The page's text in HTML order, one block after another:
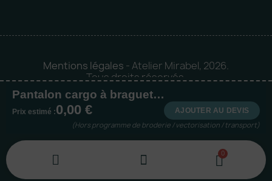
Pantalon cargo à braguette homme
Prix estimé :0,00 € AJOUTER AU DEVIS
(Hors programme de broderie / vectorisation / transport)
Mentions légales - Atelier Mirabel, 2026.
Tous droits réservés.
Mise en orbite 🪐 byLogia |
Agence web et communication